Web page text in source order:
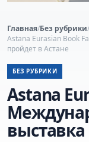
Главная/Без рубрики/
Astana Eurasian Book
пройдет в Астане
БЕЗ РУБРИКИ
Astana